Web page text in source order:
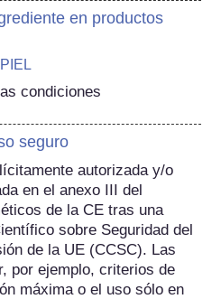
en productos
condiciones
seguro
autorizada y/o
en el anexo III del
de la CE tras una
sobre Seguridad del
de la UE (CCSC). Las
por ejemplo, criterios de
máxima o el uso sólo en